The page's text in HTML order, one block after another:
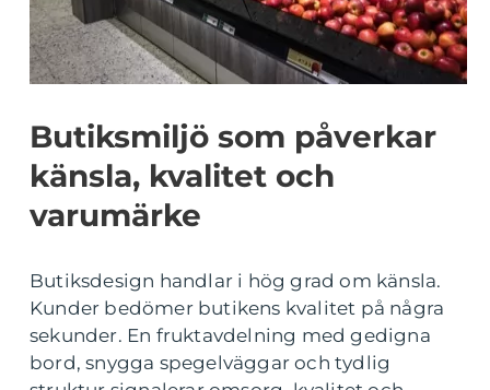
Butiksmiljö som påverkar
känsla, kvalitet och
varumärke
Butiksdesign handlar i hög grad om känsla.
Kunder bedömer butikens kvalitet på några
sekunder. En fruktavdelning med gedigna
bord, snygga spegelväggar och tydlig